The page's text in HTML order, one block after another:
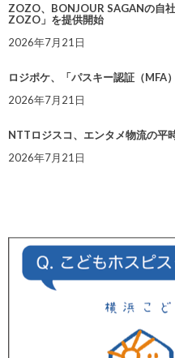
ZOZO、BONJOUR SAGANの自
ZOZO」を提供開始
2026年7月21日
ロジポケ、「パスキー認証（MFA
2026年7月21日
NTTロジスコ、エンタメ物流の
2026年7月21日